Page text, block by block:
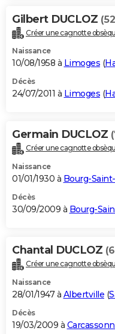
Gilbert DUCLOZ
Créer une cagnotte
Naissance
10/08/1958 à Limoges (
Décès
24/07/2011 à Limoges (
Germain DUCLOZ
Créer une cagnotte
Naissance
01/01/1930 à Bourg-
Décès
30/09/2009 à Bourg-
Chantal DUCLOZ
Créer une cagnotte
Naissance
28/01/1947 à Albertville (
Décès
19/03/2009 à